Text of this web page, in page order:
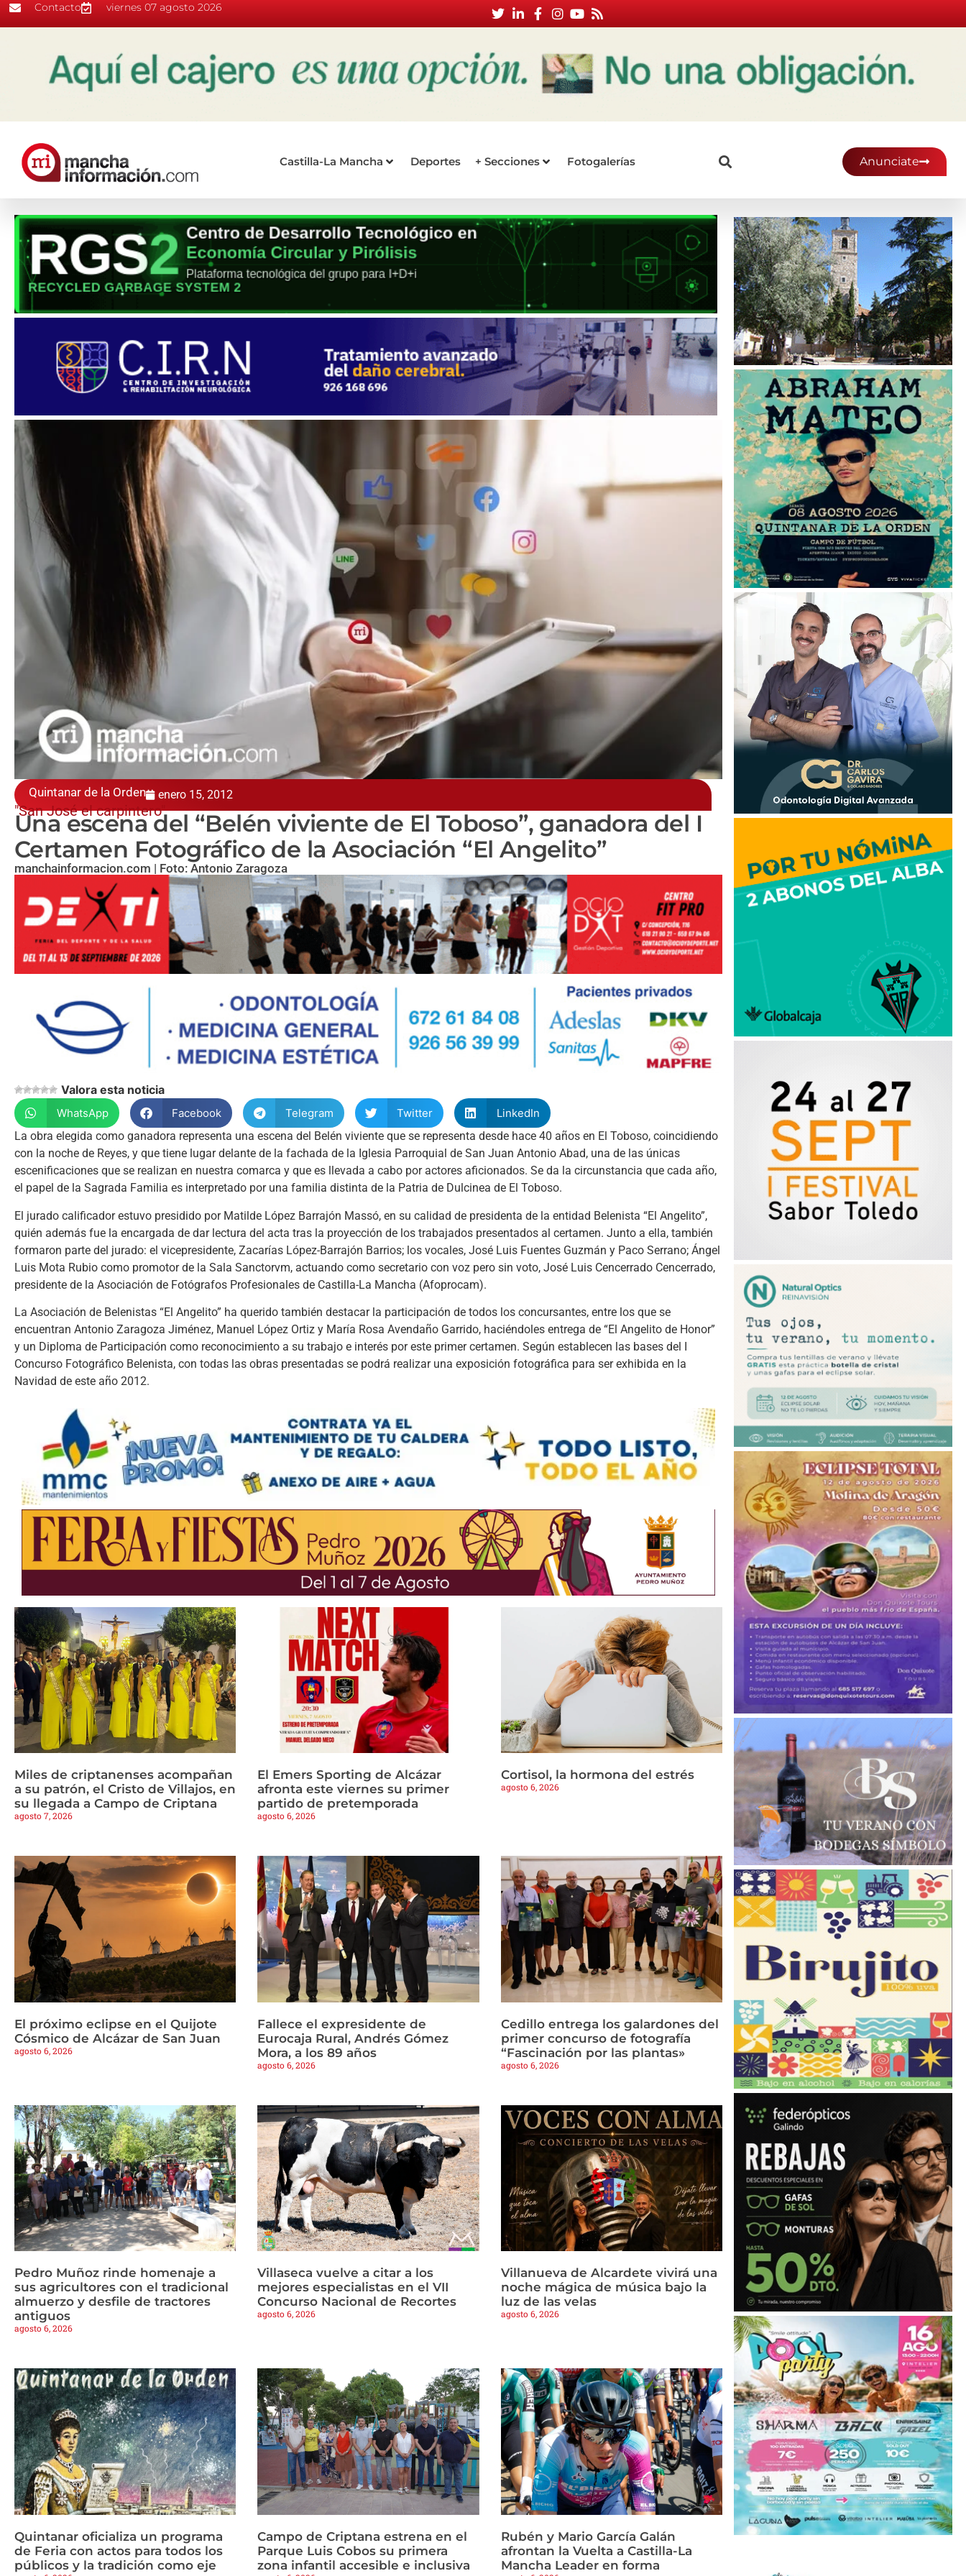
Contacto viernes 07 agosto 2026
Castilla-La Mancha Deportes + Secciones Fotogalerías Anunciate
Quintanar de la Orden enero 15, 2012
"San José el carpintero"
Una escena del “Belén viviente de El Toboso”, ganadora del I
Certamen Fotográfico de la Asociación “El Angelito”
manchainformacion.com | Foto: Antonio Zaragoza
Valora esta noticia
WhatsApp Facebook Telegram Twitter
LinkedIn
La obra elegida como ganadora representa una escena del Belén viviente que se representa desde hace 40 años en El Toboso, coincidiendo
con la noche de Reyes, y que tiene lugar delante de la fachada de la Iglesia Parroquial de San Juan Antonio Abad, una de las únicas
escenificaciones que se realizan en nuestra comarca y que es llevada a cabo por actores aficionados. Se da la circunstancia que cada año,
el papel de la Sagrada Familia es interpretado por una familia distinta de la Patria de Dulcinea de El Toboso.
El jurado calificador estuvo presidido por Matilde López Barrajón Massó, en su calidad de presidenta de la entidad Belenista “El Angelito”,
quién además fue la encargada de dar lectura del acta tras la proyección de los trabajados presentados al certamen. Junto a ella, también
formaron parte del jurado: el vicepresidente, Zacarías López-Barrajón Barrios; los vocales, José Luis Fuentes Guzmán y Paco Serrano; Ángel
Luis Mota Rubio como promotor de la Sala Sanctorvm, actuando como secretario con voz pero sin voto, José Luis Cencerrado Cencerrado,
presidente de la Asociación de Fotógrafos Profesionales de Castilla-La Mancha (Afoprocam).
La Asociación de Belenistas “El Angelito” ha querido también destacar la participación de todos los concursantes, entre los que se
encuentran Antonio Zaragoza Jiménez, Manuel López Ortiz y María Rosa Avendaño Garrido, haciéndoles entrega de “El Angelito de Honor”
y un Diploma de Participación como reconocimiento a su trabajo e interés por este primer certamen. Según establecen las bases del I
Concurso Fotográfico Belenista, con todas las obras presentadas se podrá realizar una exposición fotográfica para ser exhibida en la
Navidad de este año 2012.
Miles de criptanenses acompañan
a su patrón, el Cristo de Villajos, en
su llegada a Campo de Criptana
agosto 7, 2026
El Emers Sporting de Alcázar
afronta este viernes su primer
partido de pretemporada
agosto 6, 2026
Cortisol, la hormona del estrés
agosto 6, 2026
El próximo eclipse en el Quijote
Cósmico de Alcázar de San Juan
agosto 6, 2026
Fallece el expresidente de
Eurocaja Rural, Andrés Gómez
Mora, a los 89 años
agosto 6, 2026
Cedillo entrega los galardones del
primer concurso de fotografía
“Fascinación por las plantas»
agosto 6, 2026
Pedro Muñoz rinde homenaje a
sus agricultores con el tradicional
almuerzo y desfile de tractores
antiguos
agosto 6, 2026
Villaseca vuelve a citar a los
mejores especialistas en el VII
Concurso Nacional de Recortes
agosto 6, 2026
Villanueva de Alcardete vivirá una
noche mágica de música bajo la
luz de las velas
agosto 6, 2026
Quintanar oficializa un programa
de Feria con actos para todos los
públicos y la tradición como eje
Campo de Criptana estrena en el
Parque Luis Cobos su primera
zona infantil accesible e inclusiva
Rubén y Mario García Galán
afrontan la Vuelta a Castilla-La
Mancha Leader en forma